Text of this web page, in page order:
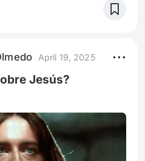
para la secuela
April 19, 2025
Jesús?